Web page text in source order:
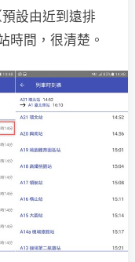
設由近到遠排
時間，很清楚。